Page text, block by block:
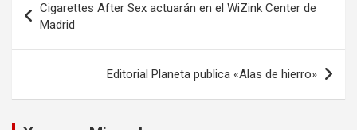
de
entradas
Cigarettes After Sex actuarán en el WiZink Center de
Madrid
Editorial Planeta publica «Alas de hierro»